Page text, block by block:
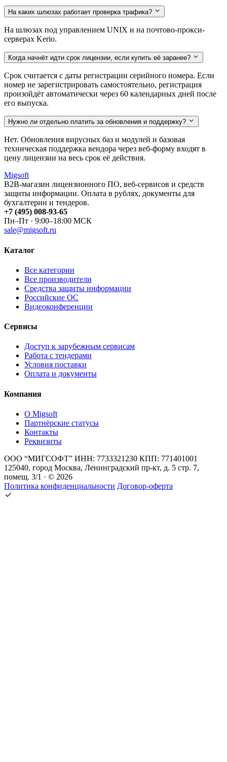
На каких шлюзах работает проверка трафика?
На шлюзах под управлением UNIX и на почтово-прокси-
серверах Kerio.
Когда начнёт идти срок лицензии, если купить её заранее?
Срок считается с даты регистрации серийного номера. Если
номер не зарегистрировать самостоятельно, регистрация
произойдёт автоматически через 60 календарных дней после
его выпуска.
Нужно ли отдельно платить за обновления и поддержку?
Нет. Обновления вирусных баз и модулей и базовая
техническая поддержка вендора через веб-форму входят в
цену лицензии на весь срок её действия.
Migsoft
B2B-магазин лицензионного ПО, веб-сервисов и средств
защиты информации. Оплата в рублях, документы для
бухгалтерии и тендеров.
+7 (495) 008-93-65
Пн–Пт · 9:00–18:00 МСК
sale@migsoft.ru
Каталог
Все категории
Все производители
Средства защиты информации
Российские ОС
Видеоконференции
Сервисы
Доступ к зарубежным сервисам
Работа с тендерами
Условия поставки
Оплата и документы
Компания
О Migsoft
Партнёрские статусы
Контакты
Реквизиты
ООО “МИГСОФТ” ИНН: 7733321230 КПП: 771401001
125040, город Москва, Ленинградский пр-кт, д. 5 стр. 7,
помещ. 3/1 · © 2026
Политика конфиденциальности Договор-оферта